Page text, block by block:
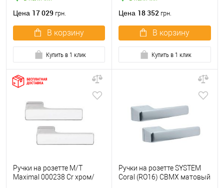
Цена 17 029 грн.
В корзину
Купить в 1 клик
Цена 18 352 грн.
В корзину
Купить в 1 клик
Ручки на розетте M/T
Maximal 000238 Cr хром/
Ручки на розетте SYSTEM
Coral (RO16) CBMX матовый